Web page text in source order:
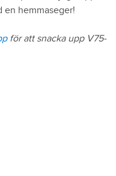
en hemmaseger!
för att snacka upp V75-